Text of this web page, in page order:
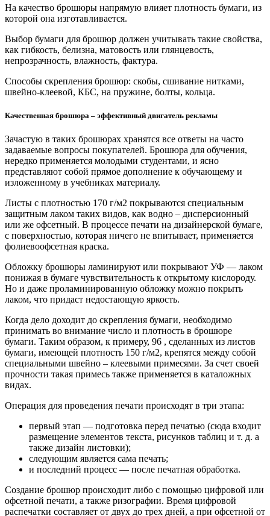
На качество брошюры напрямую влияет плотность бумаги, из
которой она изготавливается.
Выбор бумаги для брошюр должен учитывать такие свойства,
как гибкость, белизна, матовость или глянцевость,
непрозрачность, влажность, фактура.
Способы скрепления брошюр: скобы, сшивание нитками,
швейно-клеевой, КБС, на пружине, болты, кольца.
Качественная брошюра – эффективный двигатель рекламы
Зачастую в таких брошюрах хранятся все ответы на часто
задаваемые вопросы покупателей. Брошюра для обучения,
нередко применяется молодыми студентами, и ясно
представляют собой прямое дополнение к обучающему и
изложенному в учебниках материалу.
Листы с плотностью 170 г/м2 покрываются специальным
защитным лаком таких видов, как водно – дисперсионный
или же офсетный. В процессе печати на дизайнерской бумаге,
с поверхностью, которая ничего не впитывает, применяется
фолиевоофсетная краска.
Обложку брошюры ламинируют или покрывают УФ — лаком
понижая в бумаге чувствительность к открытому кислороду.
Но и даже проламинированную обложку можно покрыть
лаком, что придаст недостающую яркость.
Когда дело доходит до скрепления бумаги, необходимо
принимать во внимание число и плотность в брошюре
бумаги. Таким образом, к примеру, 96 , сделанных из листов
бумаги, имеющей плотность 150 г/м2, крепятся между собой
специальными швейно – клеевыми примесями. За счет своей
прочности такая примесь также применяется в каталожных
видах.
Операция для проведения печати происходят в три этапа:
первый этап — подготовка перед печатью (сюда входит
размещение элементов текста, рисунков таблиц и т. д. а
также дизайн листовки);
следующим является сама печать;
и последний процесс — после печатная обработка.
Создание брошюр происходит либо с помощью цифровой или
офсетной печати, а также ризографии. Время цифровой
распечатки составляет от двух до трех дней, а при офсетной от